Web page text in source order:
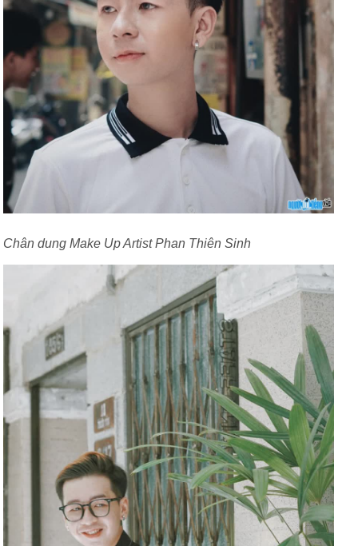
Chân dung Make Up Artist Phan Thiên Sinh